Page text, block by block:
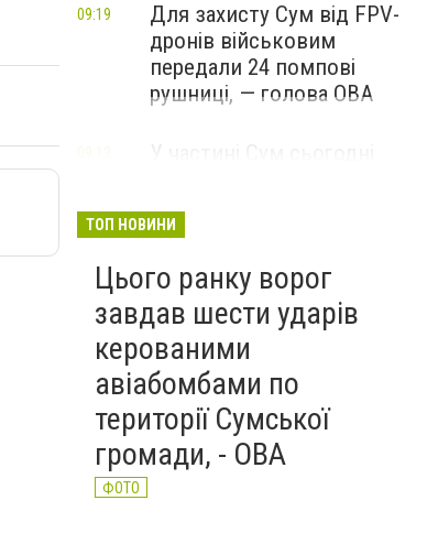
Для захисту Сум від FPV-
дронів військовим
передали 24 помпові
рушниці, — голова ОВА
09:19
воду: перелік вулиць
ТОП НОВИНИ
Цього ранку ворог
завдав шести ударів
керованими
авіабомбами по
території Сумської
громади, - ОВА
ФОТО